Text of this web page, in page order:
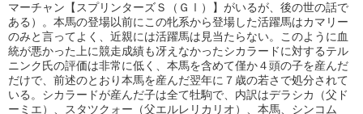
マーチャン【スプリンターズＳ（ＧⅠ）】がいるが、後の世の話で
ある）。本馬の登場以前にこの牝系から登場した活躍馬はカマリー
のみと言ってよく、近親には活躍馬は見当たらない。このように血
統が悪かった上に競走成績も冴えなかったシカラードに対するテル
ニンク氏の評価は非常に低く、本馬を含めて僅か４頭の子を産んだ
だけで、前述のとおり本馬を産んだ翌年に７歳の若さで処分されて
いる。シカラードが産んだ子は全て牡駒で、内訳はデラシカ（父ド
ーミエ）、スタツクォー（父エルレリカリオ）、本馬、シンコム